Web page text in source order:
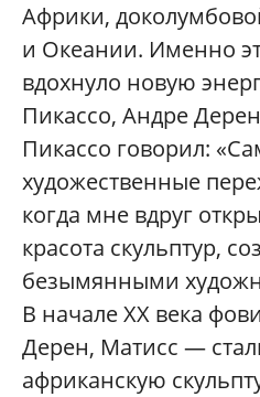
Африки,
и Океании. Именно
вдохнуло новую
Пикассо, Андре
Пикассо говорил:
художественные
когда мне вдруг
красота скульптур,
безымянными
В начале ХХ века
Дерен, Матисс —
африканскую